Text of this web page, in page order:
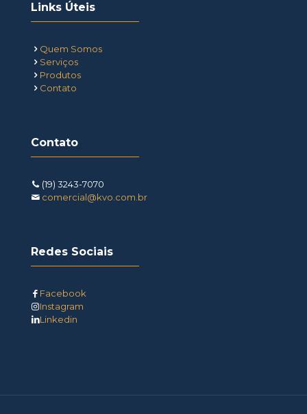
Links Úteis
Quem Somos
Serviços
Produtos
Contato
Contato
(19) 3243-7070
comercial@kvo.com.br
Redes Sociais
Facebook
Instagram
Linkedin